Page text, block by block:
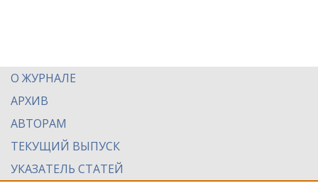
О ЖУРНАЛЕ
АРХИВ
АВТОРАМ
ТЕКУЩИЙ ВЫПУСК
УКАЗАТЕЛЬ СТАТЕЙ